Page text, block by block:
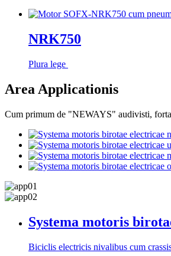
NRK750
Plura lege
Area Applicationis
Cum primum de "NEWAYS" audivisti,
Systema motoris
Biciclis electricis nivalibus cum